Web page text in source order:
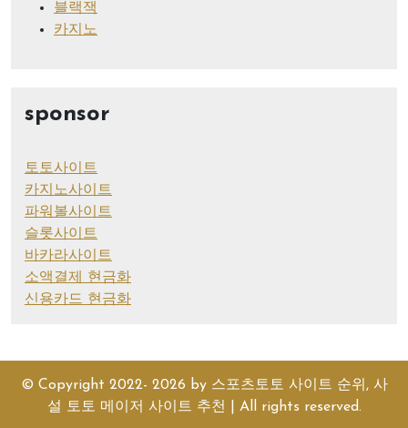
블랙잭
카지노
sponsor
토토사이트
카지노사이트
파워볼사이트
슬롯사이트
바카라사이트
소액결제 현금화
신용카드 현금화
© Copyright 2022- 2026 by 스포츠토토 사이트 순위, 사
설 토토 메이저 사이트 추천 | All rights reserved.